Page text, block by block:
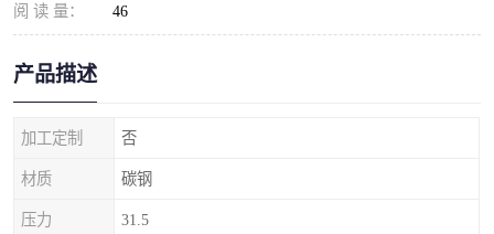
阅 读 量： 46
产品描述
加工定制 否
材质 碳钢
压力 31.5